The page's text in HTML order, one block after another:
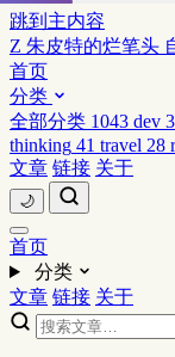
跳到主内容
Z 朱皮特的烂笔头
首页
分类
全部分类 1043 dev
thinking 41 travel 28
文章 链接 关于
🌙
首页
分类
文章 链接 关于